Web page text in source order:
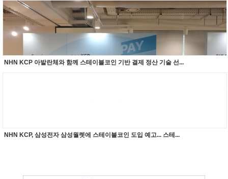
NHN KCP 아발란체와 함께 스테이블코인 기반 결제 정산 기술 선...
NHN KCP, 삼성전자 삼성월렛에 스테이블코인 도입 예고... 스테...